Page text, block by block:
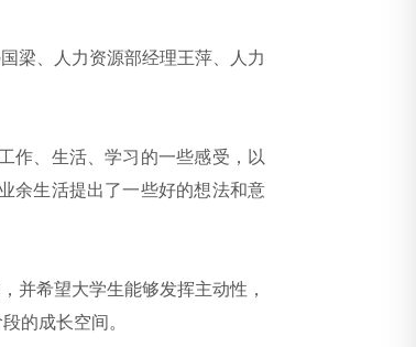
梁、人力资源部经理王萍、人力
、生活、学习的一些感受，以
余生活提出了一些好的想法和意
希望大学生能够发挥主动性，
的成长空间。